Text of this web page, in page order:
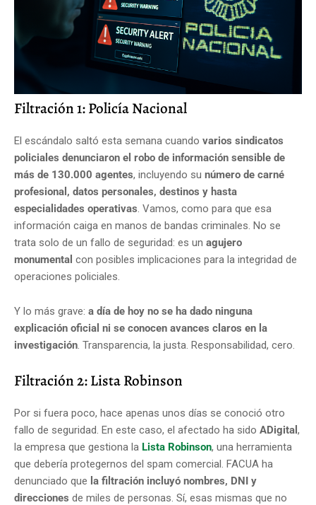
Filtración 1: Policía Nacional
El escándalo saltó esta semana cuando varios sindicatos
policiales denunciaron el robo de información sensible de
más de 130.000 agentes, incluyendo su número de carné
profesional, datos personales, destinos y hasta
especialidades operativas. Vamos, como para que esa
información caiga en manos de bandas criminales. No se
trata solo de un fallo de seguridad: es un agujero
monumental con posibles implicaciones para la integridad de
operaciones policiales.
Y lo más grave: a día de hoy no se ha dado ninguna
explicación oficial ni se conocen avances claros en la
investigación. Transparencia, la justa. Responsabilidad, cero.
Filtración 2: Lista Robinson
Por si fuera poco, hace apenas unos días se conoció otro
fallo de seguridad. En este caso, el afectado ha sido ADigital ,
la empresa que gestiona la Lista Robinson, una herramienta
que debería protegernos del spam comercial. FACUA ha
denunciado que la filtración incluyó nombres, DNI y
direcciones de miles de personas. Sí, esas mismas que no